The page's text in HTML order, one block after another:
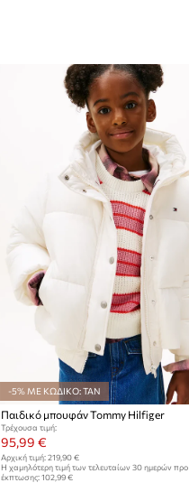
-5% ΜΕ ΚΩΔΙΚΟ: TAN
Παιδικό μπουφάν Tommy Hilfiger
Τρέχουσα τιμή:
95,99 €
Αρχική τιμή: 219,90 €
Η χαμηλότερη τιμή των τελευταίων 30 ημερών προ
έκπτωσης: 102,99 €